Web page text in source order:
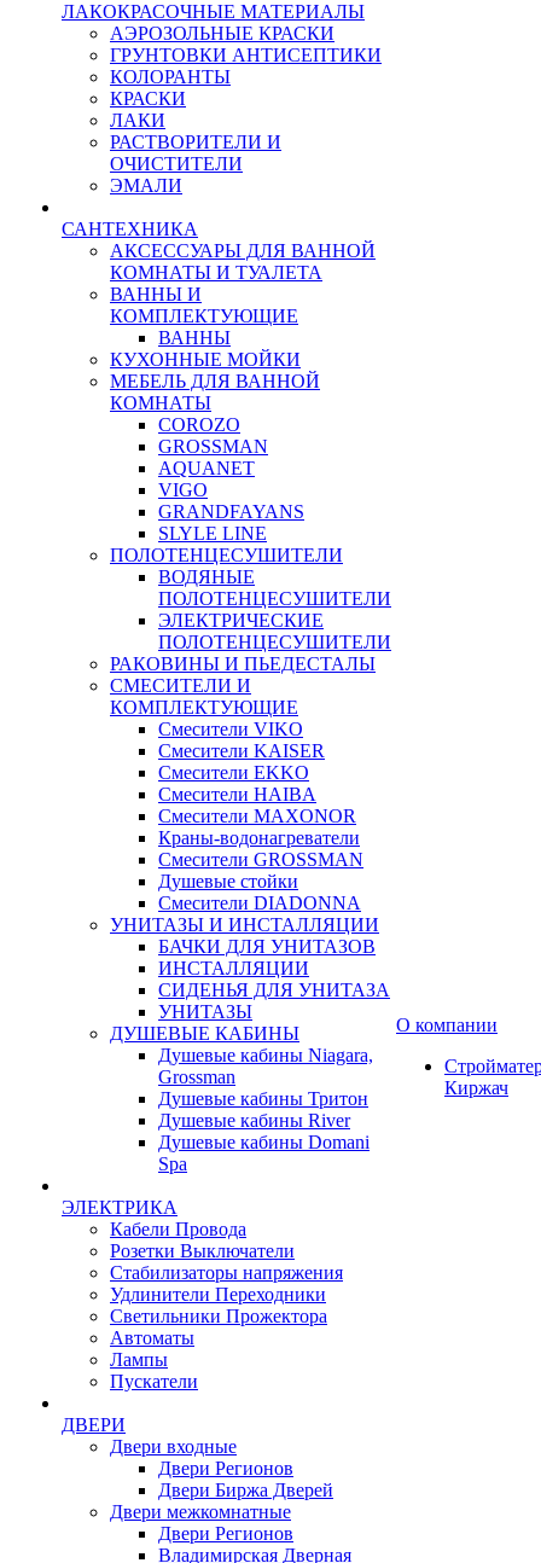
ЛАКОКРАСОЧНЫЕ МАТЕРИАЛЫ
АЭРОЗОЛЬНЫЕ КРАСКИ
ГРУНТОВКИ АНТИСЕПТИКИ
КОЛОРАНТЫ
КРАСКИ
ЛАКИ
РАСТВОРИТЕЛИ И
ОЧИСТИТЕЛИ
ЭМАЛИ
САНТЕХНИКА
АКСЕССУАРЫ ДЛЯ ВАННОЙ
КОМНАТЫ И ТУАЛЕТА
ВАННЫ И
КОМПЛЕКТУЮЩИЕ
ВАННЫ
КУХОННЫЕ МОЙКИ
МЕБЕЛЬ ДЛЯ ВАННОЙ
КОМНАТЫ
COROZO
GROSSMAN
AQUANET
VIGO
GRANDFAYANS
SLYLE LINE
ПОЛОТЕНЦЕСУШИТЕЛИ
ВОДЯНЫЕ
ПОЛОТЕНЦЕСУШИТЕЛИ
ЭЛЕКТРИЧЕСКИЕ
ПОЛОТЕНЦЕСУШИТЕЛИ
РАКОВИНЫ И ПЬЕДЕСТАЛЫ
СМЕСИТЕЛИ И
КОМПЛЕКТУЮЩИЕ
Смесители VIKO
Смесители KAISER
Смесители EKKO
Смесители HAIBA
Смесители MAXONOR
Краны-водонагреватели
Смесители GROSSMAN
Душевые стойки
Смесители DIADONNA
УНИТАЗЫ И ИНСТАЛЛЯЦИИ
БАЧКИ ДЛЯ УНИТАЗОВ
ИНСТАЛЛЯЦИИ
СИДЕНЬЯ ДЛЯ УНИТАЗА
УНИТАЗЫ
ДУШЕВЫЕ КАБИНЫ
Душевые кабины Niagara,
Grossman
Душевые кабины Тритон
Душевые кабины River
Душевые кабины Domani
Spa
ЭЛЕКТРИКА
Кабели Провода
Розетки Выключатели
Стабилизаторы напряжения
Удлинители Переходники
Светильники Прожектора
Автоматы
Лампы
Пускатели
ДВЕРИ
Двери входные
Двери Регионов
Двери Биржа Дверей
Двери межкомнатные
Двери Регионов
Владимирская Дверная
О компании
Киржач